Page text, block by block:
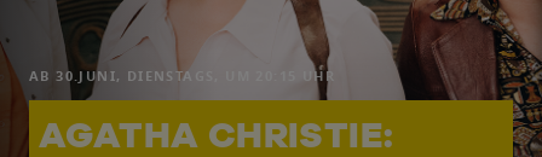
AB 30.JUNI, DIENSTAGS, UM 20:15 UHR
AGATHA CHRISTIE: